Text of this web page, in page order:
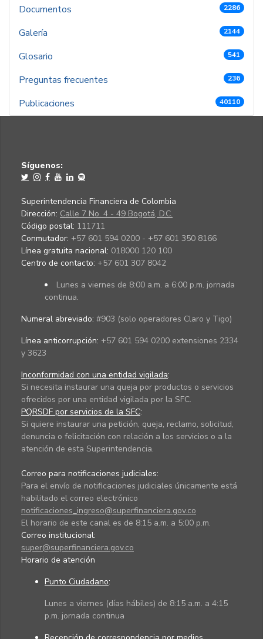
Documentos 2286
Galería 2144
Glosario 541
Preguntas frecuentes 236
Publicaciones 40110
Síguenos:
Superintendencia Financiera de Colombia
Dirección: Calle 7 No. 4 - 49 Bogotá, D.C.
Código postal: 111711
Conmutador: +57 601 594 0200 - +57 601 350 8166
Línea gratuita nacional: 018000 120 100
Centro de contacto: +57 601 307 8042
Lunes a viernes de 8:00 a.m. a 6:00 p.m. jornada
continua.
Numeral abreviado: #903 (solo operadores Claro y Tigo)
Línea anticorrupción: +57 601 594 0200 extensiones 2334
y 3623
Inconformidad con una entidad vigilada:
Si necesita instaurar una queja por productos o servicios
ofrecidos por una entidad vigilada por la SFC.
PQRSDF por servicios de la SFC:
Si quiere instaurar una petición, queja, reclamo, solicitud,
denuncia o felicitación con relación a los servicios o a la
atención de esta Superintendencia.
Correo para notificaciones judiciales:
Para el envío de notificaciones judiciales únicamente está
habilitado el correo electrónico
notificaciones_ingreso@superfinanciera.gov.co
El horario de este canal es de 8:15 a.m. a 5:00 p.m.
Correo institucional:
super@superfinanciera.gov.co
Horario de atención
Punto Ciudadano:
Lunes a viernes (días hábiles) de 8:15 a.m. a 4:15
p.m. jornada continua